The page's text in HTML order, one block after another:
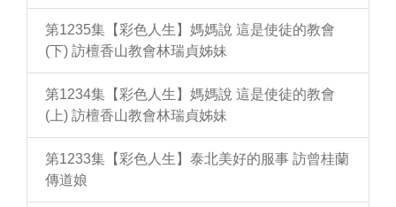
第1235集【彩色人生】媽媽說 這是使徒的教會
(下) 訪檀香山教會林瑞貞姊妹
第1234集【彩色人生】媽媽說 這是使徒的教會
(上) 訪檀香山教會林瑞貞姊妹
第1233集【彩色人生】泰北美好的服事 訪曾桂蘭
傳道娘